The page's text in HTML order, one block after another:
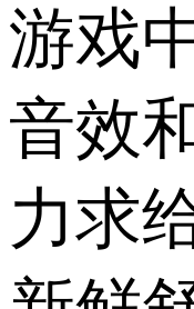
游戏
音效
力求